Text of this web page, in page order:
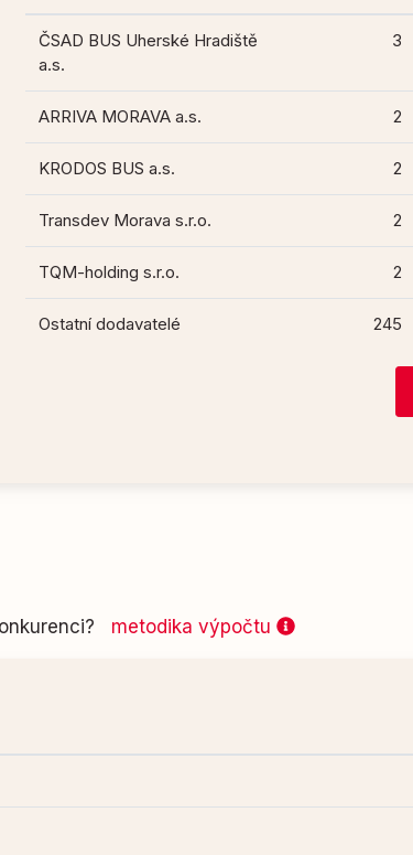
ČSAD BUS Uherské Hradiště
a.s.
3
ARRIVA MORAVA a.s. 2
KRODOS BUS a.s. 2
Transdev Morava s.r.o. 2
TQM-holding s.r.o. 2
Ostatní dodavatelé 245
metodika výpočtu